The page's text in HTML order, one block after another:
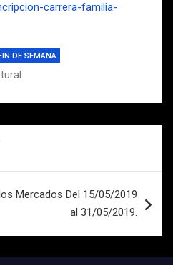
carrera-familia-
DE SEMANA
Mercados Del 15/05/2019
al 31/05/2019.